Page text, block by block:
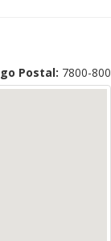
Postal: 7800-800